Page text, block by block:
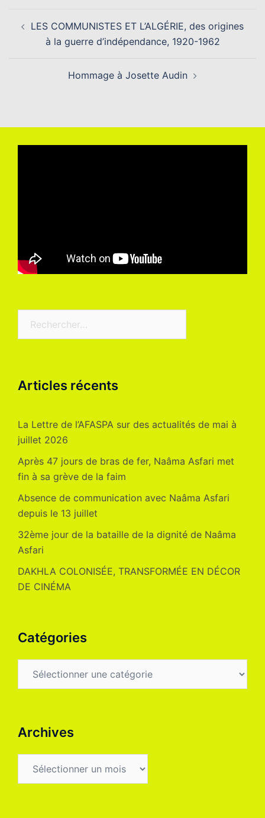
d’article
LES COMMUNISTES ET L’ALGÉRIE, des origines
à la guerre d’indépendance, 1920-1962
Hommage à Josette Audin
Articles récents
La Lettre de l’AFASPA sur des actualités de mai à
juillet 2026
Après 47 jours de bras de fer, Naâma Asfari met
fin à sa grève de la faim
Absence de communication avec Naâma Asfari
depuis le 13 juillet
32ème jour de la bataille de la dignité de Naâma
Asfari
DAKHLA COLONISÉE, TRANSFORMÉE EN DÉCOR
DE CINÉMA
Catégories
Archives